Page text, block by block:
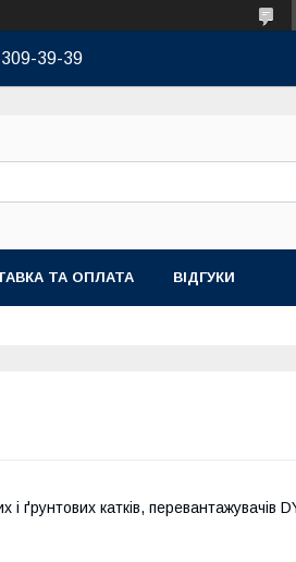
309-39-39
ТА ОПЛАТА ВІДГУКИ
ґрунтових катків, перевантажувачів